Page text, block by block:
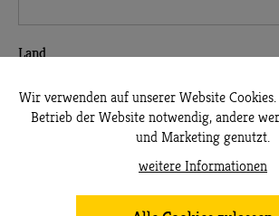
Land
Mein Patentier
Wir verwenden auf unserer Website
Betrieb der Website notwendig, andere
und Marketing genutzt.
weitere Informationen